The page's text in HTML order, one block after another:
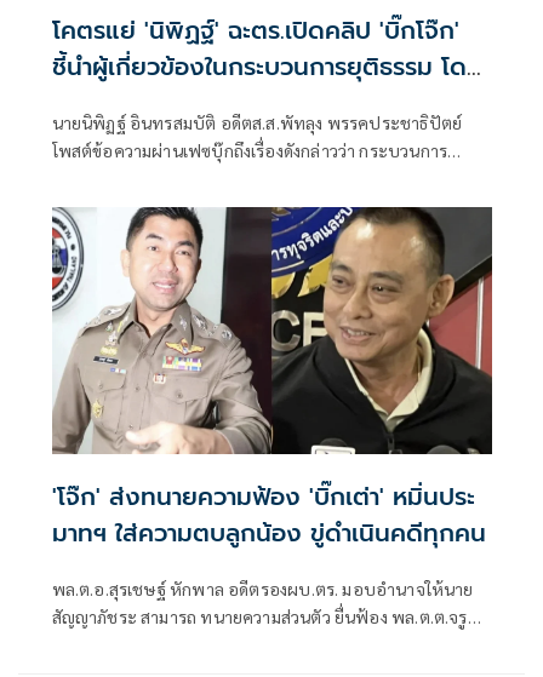
โคตรแย่ 'นิพิฏฐ์' ฉะตร.เปิดคลิป 'บิ๊กโจ๊ก'
ชี้นำผู้เกี่ยวข้องในกระบวนการยุติธรรม โดย
นายนิพิฏฐ์ อินทรสมบัติ อดีตส.ส.พัทลุง พรรคประชาธิปัตย์
โพสต์ข้อความผ่านเฟซบุ๊กถึงเรื่องดังกล่าวว่า กระบวนการ
'โจ๊ก' ส่งทนายความฟ้อง 'บิ๊กเต่า' หมิ่นประ
มาทฯ ใส่ความตบลูกน้อง ขู่ดำเนินคดีทุกคน
พล.ต.อ.สุรเชษฐ์ หักพาล อดีตรองผบ.ตร. มอบอำนาจให้นาย
สัญญาภัชระ สามารถ ทนายความส่วนตัว ยื่นฟ้อง พล.ต.ต.จรูญ